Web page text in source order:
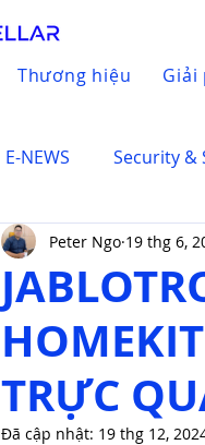
Thương hiệu Giải
E-NEWS Security &
TRỰC
Peter Ngo 19 thg 6,
Đã cập nhật: 19 thg 12,